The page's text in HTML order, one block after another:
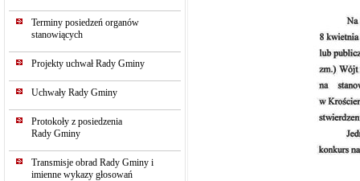
Terminy posiedzeń organów
stanowiących
Projekty uchwał Rady Gminy
Uchwały Rady Gminy
Protokoły z posiedzenia
Rady Gminy
Transmisje obrad Rady Gminy i
imienne wykazy głosowań